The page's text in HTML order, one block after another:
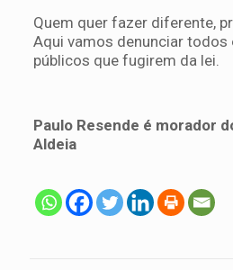
Quem quer fazer diferente,
Aqui vamos denunciar todos
públicos que fugirem da lei.
Paulo Resende é morador
Aldeia